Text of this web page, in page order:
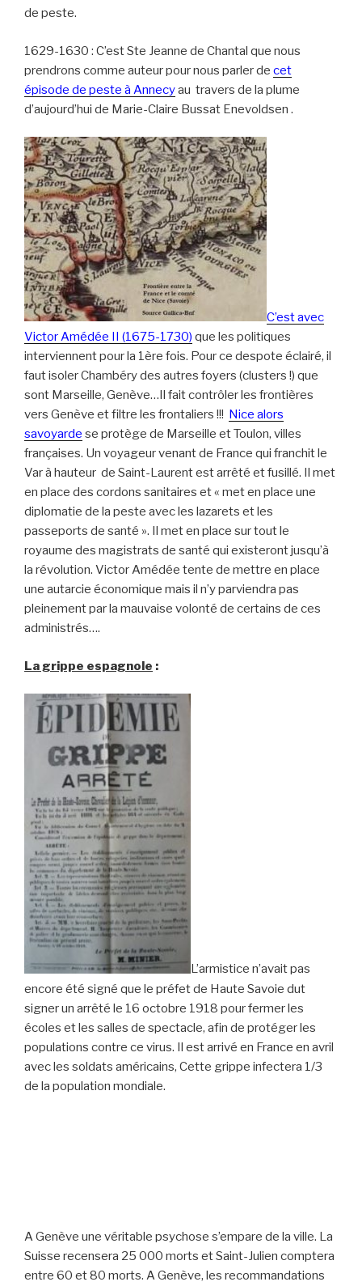
de peste.
1629-1630 : C’est Ste Jeanne de Chantal que nous
prendrons comme auteur pour nous parler de cet
épisode de peste à Annecyau travers de la plume
d’aujourd’hui de Marie-Claire Bussat Enevoldsen .
C’est avec
Victor Amédée II (1675-1730) que les politiques
interviennent pour la 1ère fois. Pour ce despote éclairé, il
faut isoler Chambéry des autres foyers (clusters !) que
sont Marseille, Genève…Il fait contrôler les frontières
vers Genève et filtre les frontaliers !!! Nice alors
savoyarde se protège de Marseille et Toulon, villes
françaises. Un voyageur venant de France qui franchit le
Var à hauteur de Saint-Laurent est arrêté et fusillé. Il met
en place des cordons sanitaires et « met en place une
diplomatie de la peste avec les lazarets et les
passeports de santé ». Il met en place sur tout le
royaume des magistrats de santé qui existeront jusqu’à
la révolution. Victor Amédée tente de mettre en place
une autarcie économique mais il n’y parviendra pas
pleinement par la mauvaise volonté de certains de ces
administrés….
La grippe espagnole :
L’armistice n’avait pas
encore été signé que le préfet de Haute Savoie dut
signer un arrêté le 16 octobre 1918 pour fermer les
écoles et les salles de spectacle, afin de protéger les
populations contre ce virus. Il est arrivé en France en avril
avec les soldats américains, Cette grippe infectera 1/3
de la population mondiale.
A Genève une véritable psychose s’empare de la ville. La
Suisse recensera 25 000 morts et Saint-Julien comptera
entre 60 et 80 morts. A Genève, les recommandations